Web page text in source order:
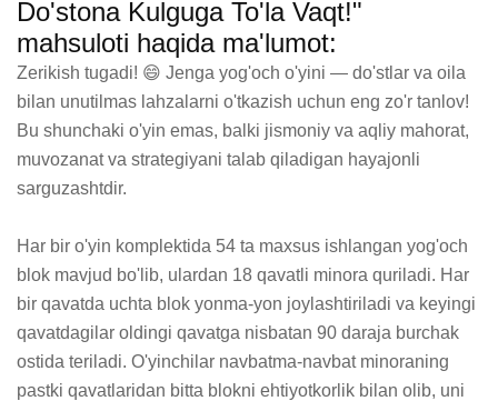
Do'stona Kulguga To'la Vaqt!"
mahsuloti haqida ma'lumot:
Zerikish tugadi! 😄 Jenga yog'och o'yini — do'stlar va oila
bilan unutilmas lahzalarni o'tkazish uchun eng zo'r tanlov!
Bu shunchaki o'yin emas, balki jismoniy va aqliy mahorat,
muvozanat va strategiyani talab qiladigan hayajonli
sarguzashtdir.
Har bir o'yin komplektida 54 ta maxsus ishlangan yog'och
blok mavjud bo'lib, ulardan 18 qavatli minora quriladi. Har
bir qavatda uchta blok yonma-yon joylashtiriladi va keyingi
qavatdagilar oldingi qavatga nisbatan 90 daraja burchak
ostida teriladi. O'yinchilar navbatma-navbat minoraning
pastki qavatlaridan bitta blokni ehtiyotkorlik bilan olib, uni